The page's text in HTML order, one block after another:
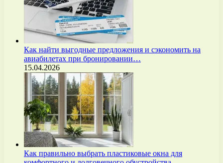
Как найти выгодные предложения и сэкономить на
авиабилетах при бронировании…
15.04.2026
Как правильно выбрать пластиковые окна для